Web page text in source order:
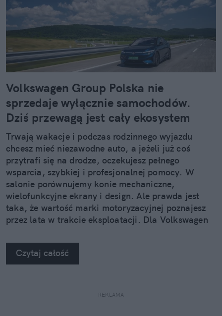
Volkswagen Group Polska nie
sprzedaje wyłącznie samochodów.
Dziś przewagą jest cały ekosystem
Trwają wakacje i podczas rodzinnego wyjazdu
chcesz mieć niezawodne auto, a jeżeli już coś
przytrafi się na drodze, oczekujesz pełnego
wsparcia, szybkiej i profesjonalnej pomocy. W
salonie porównujemy konie mechaniczne,
wielofunkcyjne ekrany i design. Ale prawda jest
taka, że wartość marki motoryzacyjnej poznajesz
przez lata w trakcie eksploatacji. Dla Volkswagen
pierwszoplanową rolę.
Czytaj całość
REKLAMA